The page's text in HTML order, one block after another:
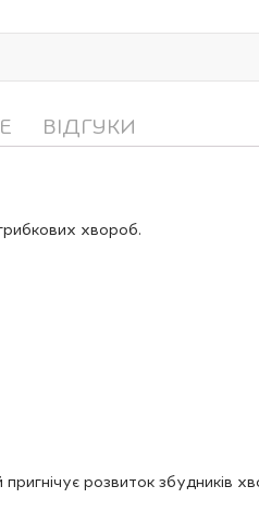
хвороб.
розвиток збудників
ВІДГУКИ